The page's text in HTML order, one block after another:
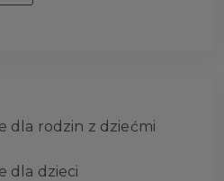
dla rodzin z dziećmi
dla dzieci